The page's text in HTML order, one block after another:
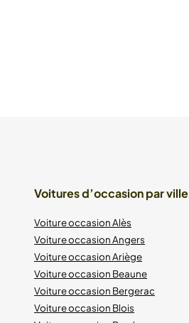
Voitures d’occasion par ville
Voiture occasion Alès
Voiture occasion Angers
Voiture occasion Ariège
Voiture occasion Beaune
Voiture occasion Bergerac
Voiture occasion Blois